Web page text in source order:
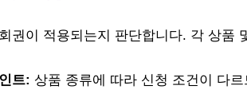
권이 적용되는지 판단합니다. 각 상품
트: 상품 종류에 따라 신청 조건이 다